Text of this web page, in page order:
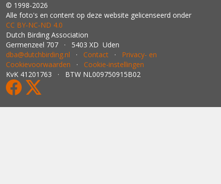
© 1998-2026
Alle foto's en content op deze website gelicenseerd onder
CC BY‑NC‑ND 4.0
Dutch Birding Association
Germenzeel 707 · 5403 XD Uden
dba@dutchbirding.nl · Contact · Privacy- en
Cookievoorwaarden · Cookie-instellingen
KvK 41201763 · BTW NL009750915B02